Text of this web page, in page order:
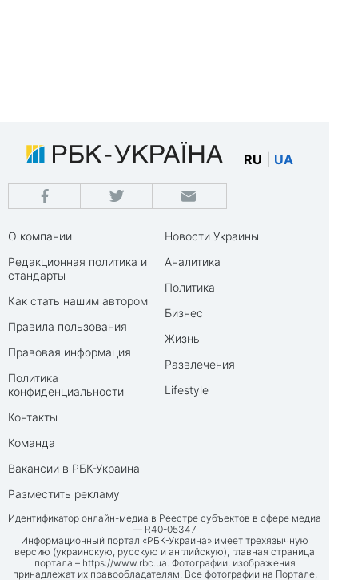
RU UA
О компании
Редакционная политика и
стандарты
Как стать нашим автором
Правила пользования
Правовая информация
Политика
конфиденциальности
Контакты
Команда
Вакансии в РБК-Украина
Разместить рекламу
Новости Украины
Аналитика
Политика
Бизнес
Жизнь
Развлечения
Lifestyle
Идентификатор онлайн-медиа в Реестре субъектов в сфере медиа
— R40-05347
Информационный портал «РБК-Украина» имеет трехязычную
версию (украинскую, русскую и английскую), главная страница
портала – https://www.rbc.ua. Фотографии, изображения
принадлежат их правообладателям. Все фотографии на Портале,